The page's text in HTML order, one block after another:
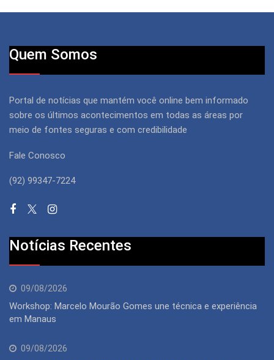
Quem Somos
Portal de notícias que mantém você online bem informado
sobre os últimos acontecimentos em todas as áreas por
meio de fontes seguras e com credibilidade
Fale Conosco
(92) 99347-7224
Notícias Recentes
09/08/2026
Workshop: Marcelo Mourão Gomes une técnica e experiência
em Manaus
09/08/2026